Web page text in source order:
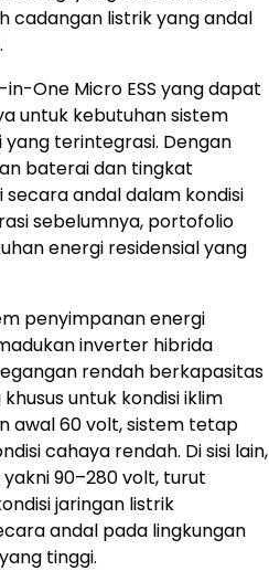
cadangan listrik yang andal
One Micro ESS yang dapat
untuk kebutuhan sistem
terintegrasi. Dengan
baterai dan tingkat
secara andal dalam kondisi
sebelumnya, portofolio
energi residensial yang
penyimpanan energi
inverter hibrida
rendah berkapasitas
untuk kondisi iklim
awal 60 volt, sistem tetap
cahaya rendah. Di sisi lain,
90–280 volt, turut
jaringan listrik
andal pada lingkungan
tinggi.